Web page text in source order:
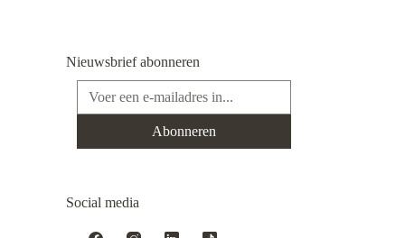
Nieuwsbrief abonneren
E-mailadres*
Abonneren
Social media